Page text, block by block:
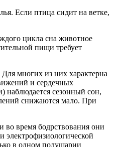
Если птица сидит на ветке,
цикла сна животное
пищи требует
многих из них характерна
и сердечных
наблюдается сезонный сон,
снижаются мало. При
во время бодрствования они
в одном полушарии